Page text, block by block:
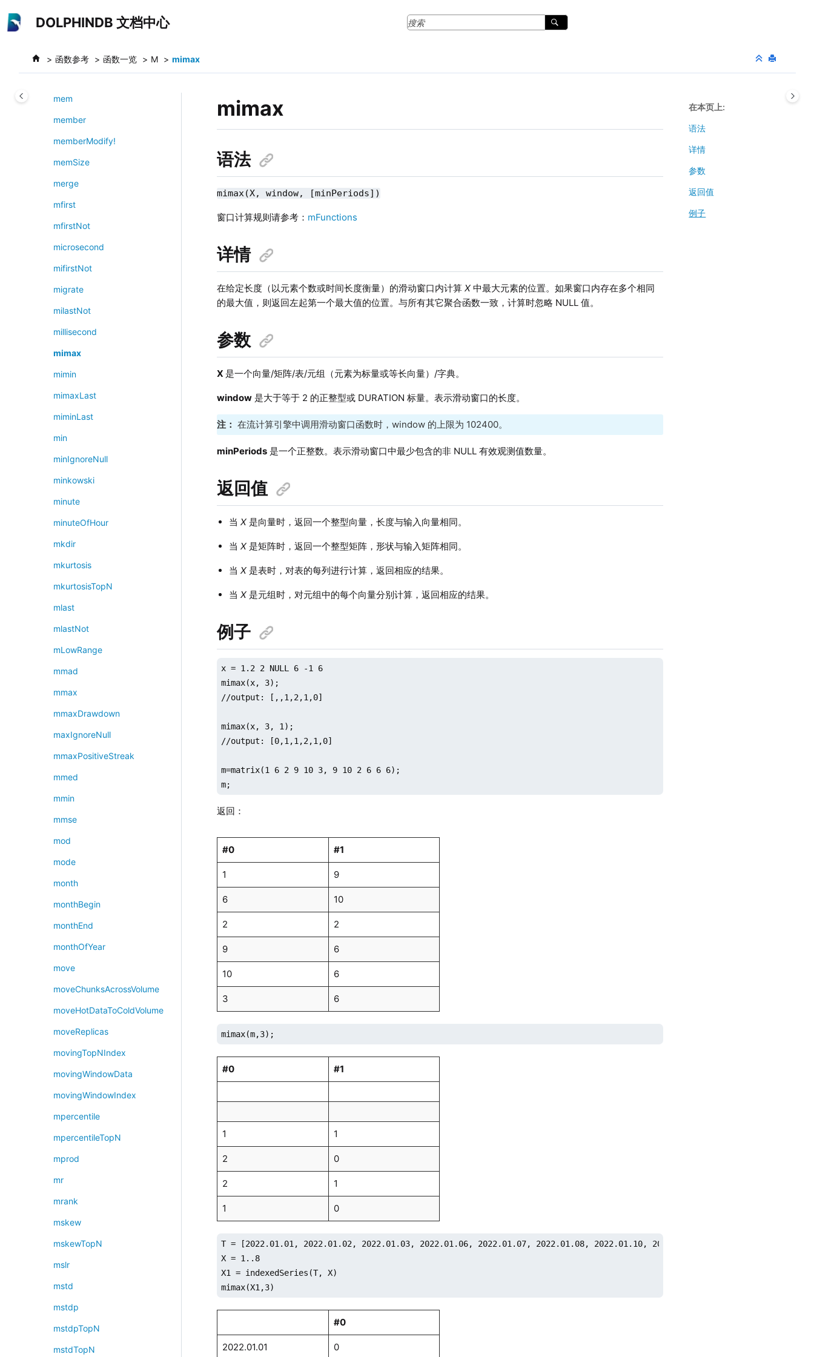
DOLPHINDB 文档中心
函数参考 函数一览 M mimax
mean
mem
member
memberModify!
memSize
merge
mfirst
mfirstNot
microsecond
mifirstNot
migrate
milastNot
millisecond
mimax
mimin
mimaxLast
miminLast
min
minIgnoreNull
minkowski
minute
minuteOfHour
mkdir
mkurtosis
mkurtosisTopN
mlast
mlastNot
mLowRange
mmad
mmax
mmaxDrawdown
maxIgnoreNull
mmaxPositiveStreak
mmed
mmin
mmse
mod
mode
month
monthBegin
monthEnd
monthOfYear
move
moveChunksAcrossVolume
moveHotDataToColdVolume
moveReplicas
movingTopNIndex
movingWindowData
movingWindowIndex
mpercentile
mpercentileTopN
mprod
mr
mrank
mskew
mskewTopN
mslr
mstd
mstdp
mstdpTopN
mstdTopN
mimax
语法
mimax(X, window, [minPeriods])
窗口计算规则请参考： mFunctions
详情
在给定长度（以元素个数或时间长度衡量）的滑动窗口内计算X 中最大元素的位置。如果窗口内存在多个相同
的最大值，则返回左起第一个最大值的位置。与所有其它聚合函数一致，计算时忽略 NULL 值。
参数
X 是一个向量/矩阵/表/元组（元素为标量或等长向量）/字典。
window 是大于等于 2 的正整型或 DURATION 标量。表示滑动窗口的长度。
注： 在流计算引擎中调用滑动窗口函数时，window 的上限为 102400。
minPeriods 是一个正整数。表示滑动窗口中最少包含的非 NULL 有效观测值数量。
返回值
当X 是向量时，返回一个整型向量，长度与输入向量相同。
当X 是矩阵时，返回一个整型矩阵，形状与输入矩阵相同。
当X 是表时，对表的每列进行计算，返回相应的结果。
当X 是元组时，对元组中的每个向量分别计算，返回相应的结果。
例子
x = 1.2 2 NULL 6 -1 6
mimax(x, 3);
//output: [,,1,2,1,0]
mimax(x, 3, 1);
//output: [0,1,1,2,1,0]
m=matrix(1 6 2 9 10 3, 9 10 2 6 6 6);
m;
返回：
#0 #1
1 9
6 10
2 2
9 6
10 6
3 6
mimax(m,3);
#0 #1
1 1
2 0
2 1
1 0
T = [2022.01.01, 2022.01.02, 2022.01.03, 2022.01.06, 2022.01.07, 2022.01.08, 2022.01.10, 2022.01.11]
X = 1..8
X1 = indexedSeries(T, X)
mimax(X1,3)
#0
2022.01.01 0
在本页上
语法
详情
参数
返回值
例子